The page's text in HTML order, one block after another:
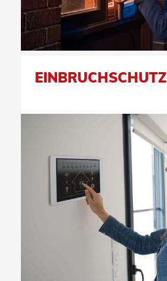
EINBRUCHSCHUTZ